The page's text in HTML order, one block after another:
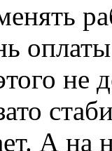
не
А на